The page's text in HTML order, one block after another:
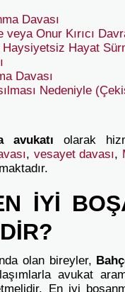
Davası
Onur Kırıcı
Hayat
Davası
Nedeniyle
avukatı olarak
, vesayet davası,
İYİ
olan bireyler,
avukat
En iyi